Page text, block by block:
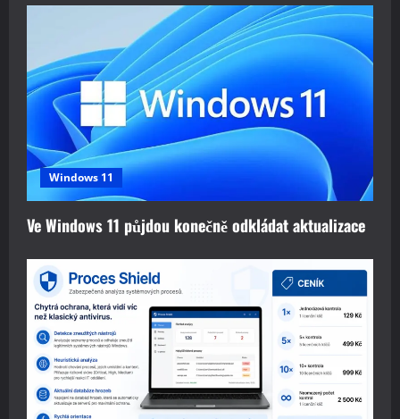
Windows 11
Ve Windows 11 půjdou konečně odkládat aktualizace